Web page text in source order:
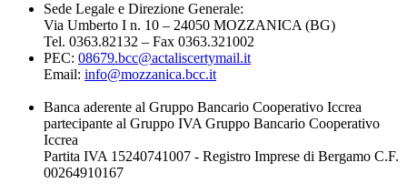
Sede Legale e Direzione Generale:
Via Umberto I n. 10 – 24050 MOZZANICA (BG)
Tel. 0363.82132 – Fax 0363.321002
PEC: 08679.bcc@actaliscertymail.it
Email: info@mozzanica.bcc.it
Banca aderente al Gruppo Bancario Cooperativo Iccrea
partecipante al Gruppo IVA Gruppo Bancario Cooperativo
Iccrea
Partita IVA 15240741007 - Registro Imprese di Bergamo C.F.
00264910167